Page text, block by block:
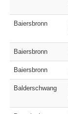
Baiersbronn
Baiersbronn
Baiersbronn
Balderschwang